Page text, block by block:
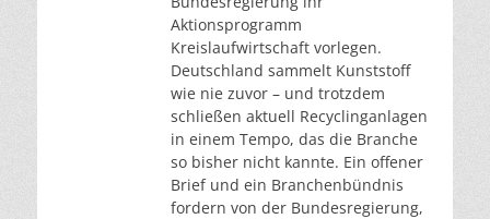
Aktionsprogramm
Kreislaufwirtschaft vorlegen.
Deutschland sammelt Kunststoff
wie nie zuvor – und trotzdem
schließen aktuell Recyclinganlagen
in einem Tempo, das die Branche
so bisher nicht kannte. Ein offener
Brief und ein Branchenbündnis
fordern von der Bundesregierung,